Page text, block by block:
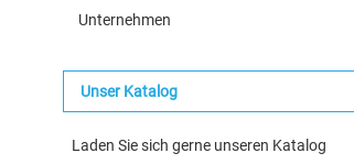
Unternehmen
Unser Katalog
Laden Sie sich gerne unseren Katalog